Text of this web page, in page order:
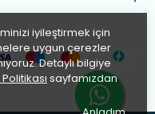
iyileştirmek için
uygun çerezler
Detaylı bilgiye
sayfamızdan